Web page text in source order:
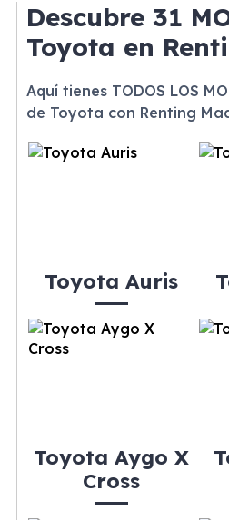
Descubre 31
Toyota en
Aquí tienes TODOS LOS
de Toyota con Renting
Toyota Auris
Toyota Aygo X
Cross